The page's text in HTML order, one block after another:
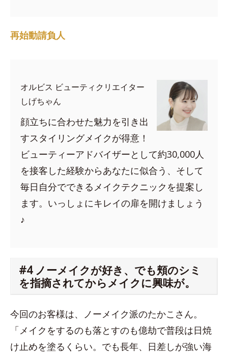
再始動請負人
オルビス ビューティクリエイター
しげちゃん
顔立ちに合わせた魅力を引き出
すスタイリングメイクが得意！
ビューティーアドバイザーとして約30,000人
を接客した経験からあなたに似合う、そして
毎日自分でできるメイクテクニックを提案し
ます。いっしょにキレイの扉を開けましょう
♪
#4 ノーメイクが好き、でも頬のシミ
を指摘されてからメイクに興味が。
今回のお客様は、ノーメイク派のたかこさん。
「メイクをするのも落とすのも億劫で普段は日焼
け止めを塗るくらい。でも長年、日差しが強い海